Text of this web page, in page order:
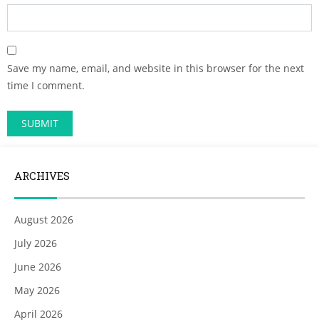
Save my name, email, and website in this browser for the next
time I comment.
ARCHIVES
August 2026
July 2026
June 2026
May 2026
April 2026